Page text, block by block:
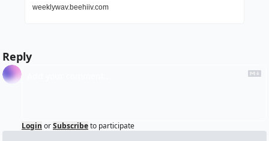
weeklywav.beehiiv.com
Reply
Login orSubscribeto participate